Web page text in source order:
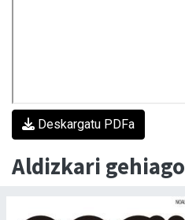
Deskargatu PDFa
Aldizkari gehiago